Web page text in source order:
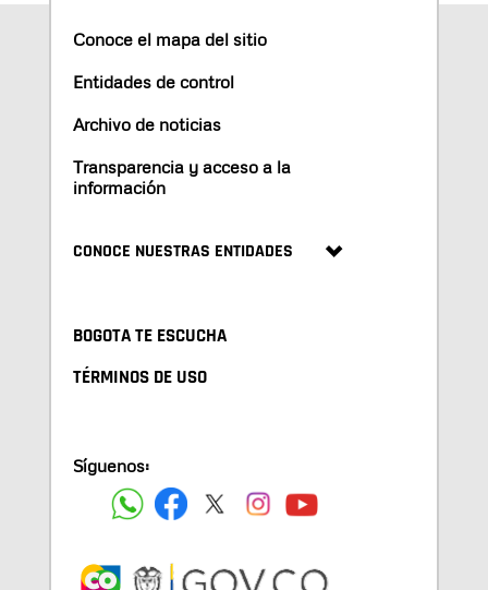
Conoce el mapa del sitio
Entidades de control
Archivo de noticias
Transparencia y acceso a la
información
CONOCE NUESTRAS ENTIDADES
BOGOTA TE ESCUCHA
TÉRMINOS DE USO
Síguenos: